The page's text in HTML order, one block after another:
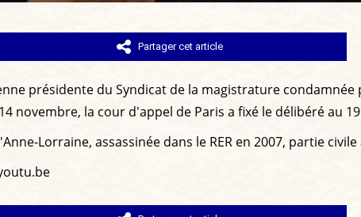
Partager cet article
présidente du Syndicat de la magistrature
novembre, la cour d'appel de Paris a fixé le délibéré au
Lorraine, assassinée dans le RER en 2007, partie